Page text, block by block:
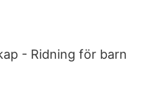
- Ridning för barn